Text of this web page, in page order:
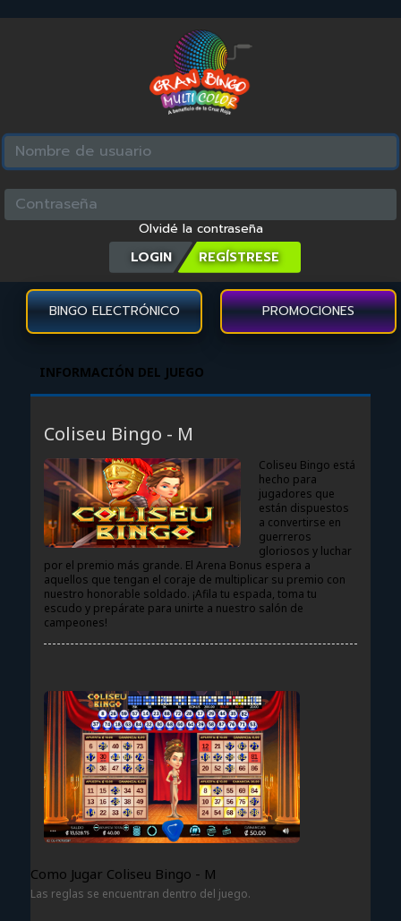
Olvidé la contraseña
LOGIN
BINGO ELECTRÓNICO PROMOCIONES
INFORMACIÓN DEL JUEGO
Coliseu Bingo - M
Coliseu Bingo está
hecho para
jugadores que
están dispuestos
a convertirse en
guerreros
gloriosos y luchar
por el premio más grande. El Arena Bonus espera a
aquellos que tengan el coraje de multiplicar su premio con
nuestro honorable soldado. ¡Afila tu espada, toma tu
escudo y prepárate para unirte a nuestro salón de
campeones!
Como Jugar Coliseu Bingo - M
Las reglas se encuentran dentro del juego.